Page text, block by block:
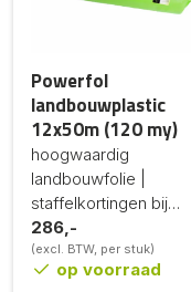
Powerfol
landbouwplastic
12x50m (120 my)
hoogwaardig
landbouwfolie |
staffelkortingen bij
grotere afname
286,-
(excl. BTW, per stuk)
op voorraad